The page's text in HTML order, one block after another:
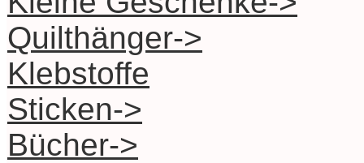
Quilthänger->
Klebstoffe
Sticken->
Bücher->